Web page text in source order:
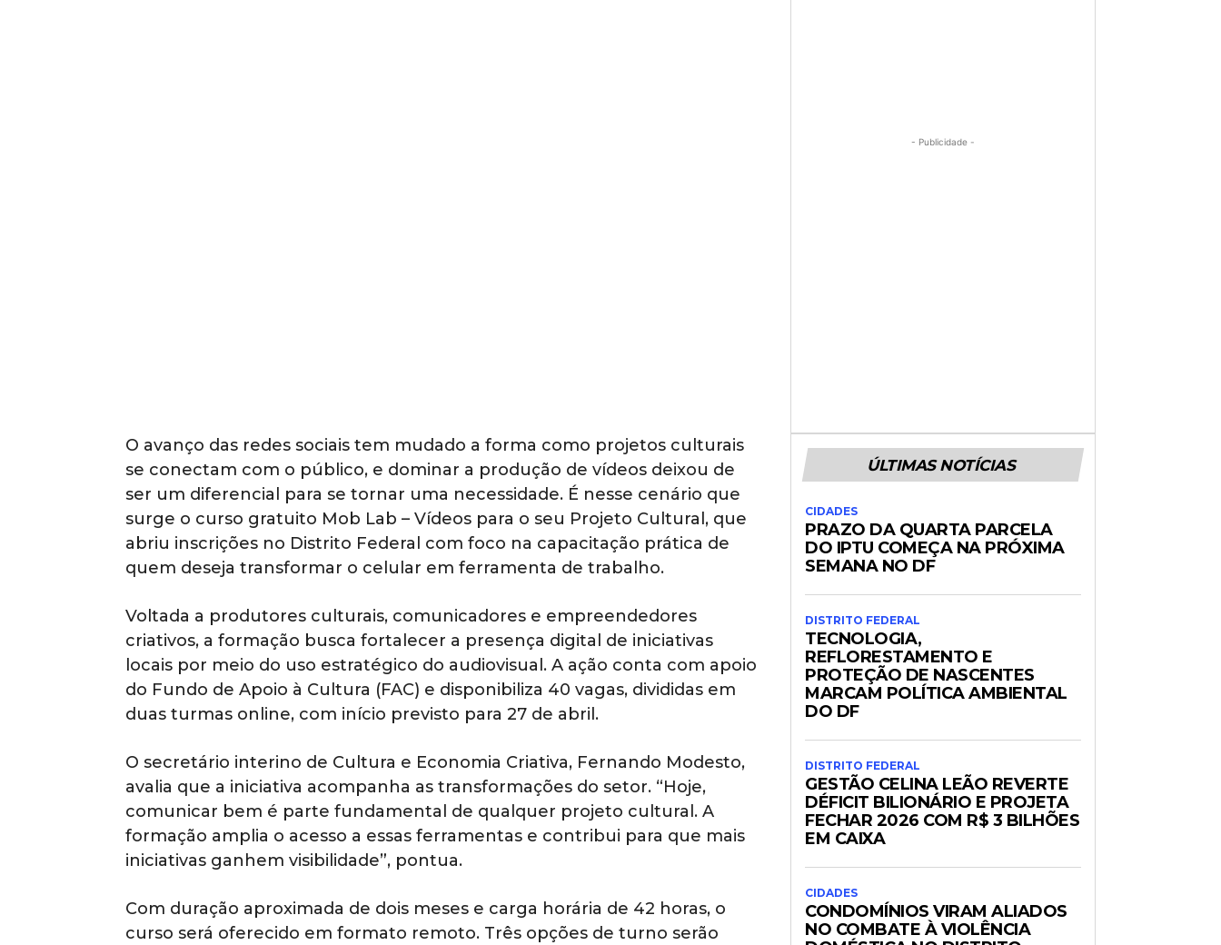
- Publicidade -
O avanço das redes sociais tem mudado a forma como projetos culturais
se conectam com o público, e dominar a produção de vídeos deixou de
ser um diferencial para se tornar uma necessidade. É nesse cenário que
surge o curso gratuito Mob Lab – Vídeos para o seu Projeto Cultural, que
abriu inscrições no Distrito Federal com foco na capacitação prática de
quem deseja transformar o celular em ferramenta de trabalho.
Voltada a produtores culturais, comunicadores e empreendedores
criativos, a formação busca fortalecer a presença digital de iniciativas
locais por meio do uso estratégico do audiovisual. A ação conta com apoio
do Fundo de Apoio à Cultura (FAC) e disponibiliza 40 vagas, divididas em
duas turmas online, com início previsto para 27 de abril.
O secretário interino de Cultura e Economia Criativa, Fernando Modesto,
avalia que a iniciativa acompanha as transformações do setor. “Hoje,
comunicar bem é parte fundamental de qualquer projeto cultural. A
formação amplia o acesso a essas ferramentas e contribui para que mais
iniciativas ganhem visibilidade”, pontua.
Com duração aproximada de dois meses e carga horária de 42 horas, o
curso será oferecido em formato remoto. Três opções de turno serão
ÚLTIMAS NOTÍCIAS
CIDADES
PRAZO DA QUARTA PARCELA
DO IPTU COMEÇA NA PRÓXIMA
SEMANA NO DF
DISTRITO FEDERAL
TECNOLOGIA,
REFLORESTAMENTO E
PROTEÇÃO DE NASCENTES
MARCAM POLÍTICA AMBIENTAL
DO DF
DISTRITO FEDERAL
GESTÃO CELINA LEÃO REVERTE
DÉFICIT BILIONÁRIO E PROJETA
FECHAR 2026 COM R$ 3 BILHÕES
EM CAIXA
CIDADES
CONDOMÍNIOS VIRAM ALIADOS
NO COMBATE À VIOLÊNCIA